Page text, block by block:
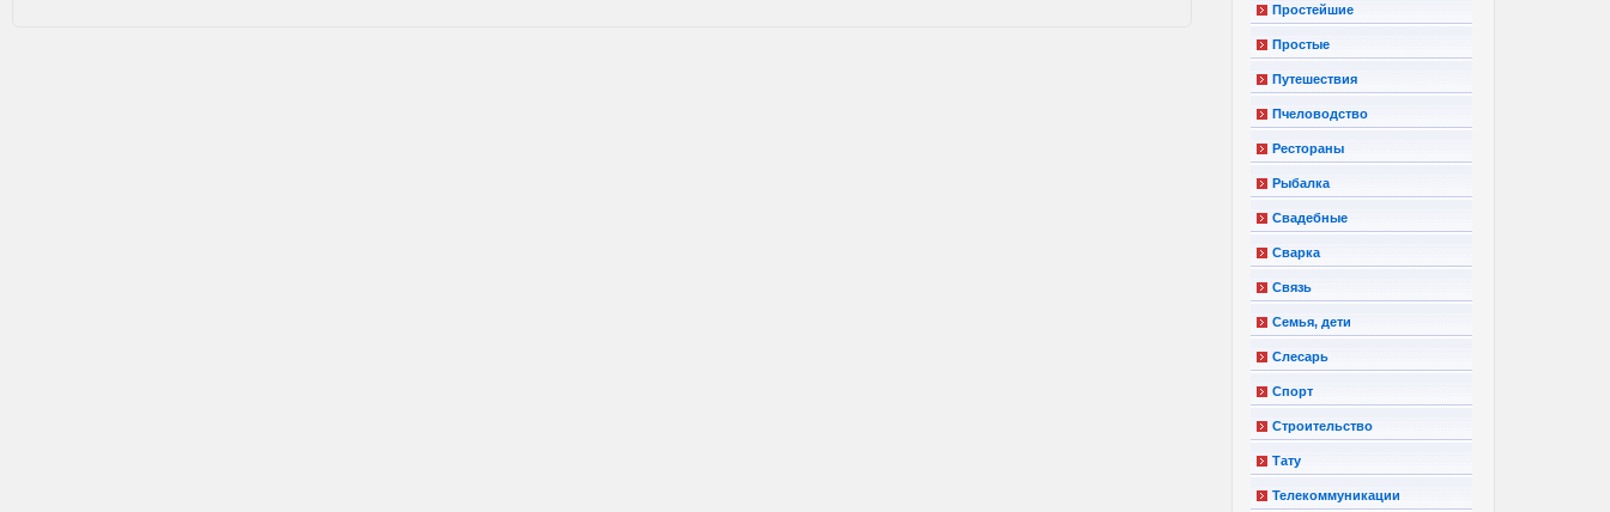
Простейшие
Простые
Путешествия
Пчеловодство
Рестораны
Рыбалка
Свадебные
Сварка
Связь
Семья, дети
Слесарь
Спорт
Строительство
Тату
Телекоммуникации